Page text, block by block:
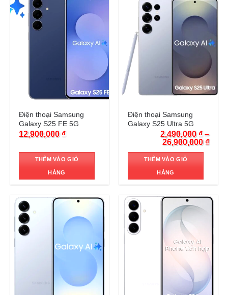
Trả góp 0%
Điện thoại Samsung
Galaxy S25 FE 5G
12,900,000 ₫
THÊM VÀO GIỎ
HÀNG
Trả góp 0%
Điện thoại Samsung
Galaxy S25 Ultra 5G
2,490,000 ₫–
26,900,000 ₫
THÊM VÀO GIỎ
HÀNG